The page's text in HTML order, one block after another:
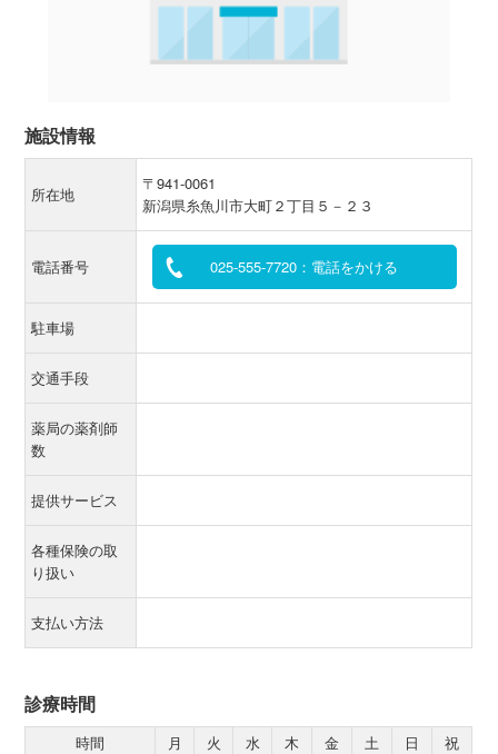
施設情報
所在地
〒941-0061
新潟県糸魚川市大町２丁目５－２３
電話番号 025-555-7720：電話をかける
駐車場
交通手段
薬局の薬剤師
数
提供サービス
各種保険の取
り扱い
支払い方法
診療時間
時間 月 火 水 木 金 土 日
祝